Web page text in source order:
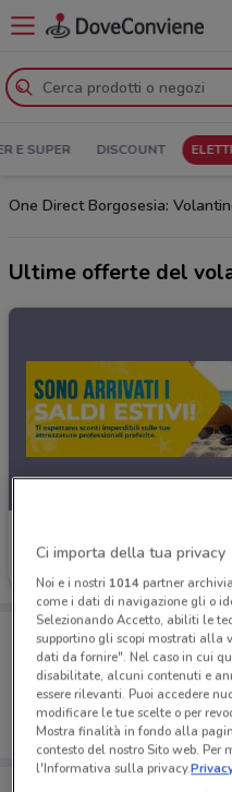
E SUPER DISCOUNT
One Direct Borgosesia:
Ultime offerte del
Porta
Puoi trovare le
salvarle e creare
dal tuo cellulare.
Ci importa della tua privacy
Noi e i nostri 1014partner
come i dati di navigazione gli o
Selezionando Accetto, abiliti le
supportino gli scopi mostrati alla
dati da fornire". Nel caso in cui
disabilitate, alcuni contenuti e
essere rilevanti. Puoi accedere
modificare le tue scelte o per
Mostra finalità in fondo alla
contesto del nostro Sito web.
l'Informativa sulla privacy.